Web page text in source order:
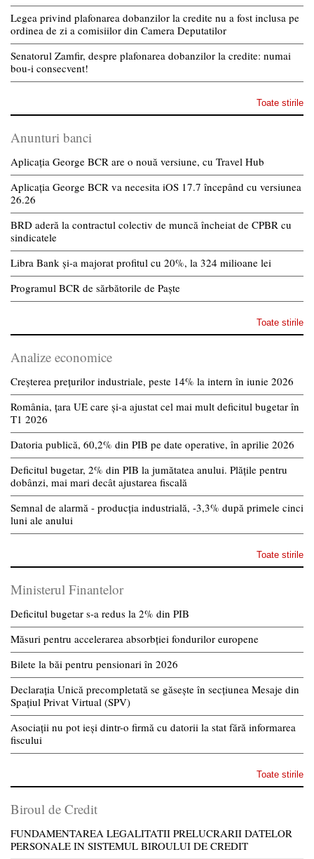
Legea privind plafonarea dobanzilor la credite nu a fost inclusa pe
ordinea de zi a comisiilor din Camera Deputatilor
Senatorul Zamfir, despre plafonarea dobanzilor la credite: numai
bou-i consecvent!
Toate stirile
Anunturi banci
Aplicația George BCR are o nouă versiune, cu Travel Hub
Aplicația George BCR va necesita iOS 17.7 începând cu versiunea
26.26
BRD aderă la contractul colectiv de muncă încheiat de CPBR cu
sindicatele
Libra Bank și-a majorat profitul cu 20%, la 324 milioane lei
Programul BCR de sărbătorile de Paște
Toate stirile
Analize economice
Creșterea prețurilor industriale, peste 14% la intern în iunie 2026
România, țara UE care și-a ajustat cel mai mult deficitul bugetar în
T1 2026
Datoria publică, 60,2% din PIB pe date operative, în aprilie 2026
Deficitul bugetar, 2% din PIB la jumătatea anului. Plățile pentru
dobânzi, mai mari decât ajustarea fiscală
Semnal de alarmă - producția industrială, -3,3% după primele cinci
luni ale anului
Toate stirile
Ministerul Finantelor
Deficitul bugetar s-a redus la 2% din PIB
Măsuri pentru accelerarea absorbției fondurilor europene
Bilete la băi pentru pensionari în 2026
Declarația Unică precompletată se găsește în secțiunea Mesaje din
Spațiul Privat Virtual (SPV)
Asociații nu pot ieși dintr-o firmă cu datorii la stat fără informarea
fiscului
Toate stirile
Biroul de Credit
FUNDAMENTAREA LEGALITATII PRELUCRARII DATELOR
PERSONALE IN SISTEMUL BIROULUI DE CREDIT